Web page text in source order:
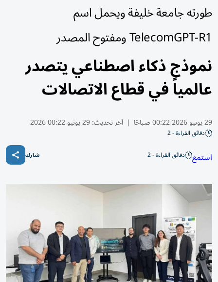
طورته جامعة خليفة ويحمل اسم
TelecomGPT-R1 ومفتوح المصدر
نموذج ذكاء اصطناعي يتصدر
عالمياً في قطاع الاتصالات
29 يونيو 2026 00:22 صباحًا | آخر تحديث:29 يونيو 00:22 2026
دقائق القراءة - 2
استمع دقائق القراءة - 2 شارك